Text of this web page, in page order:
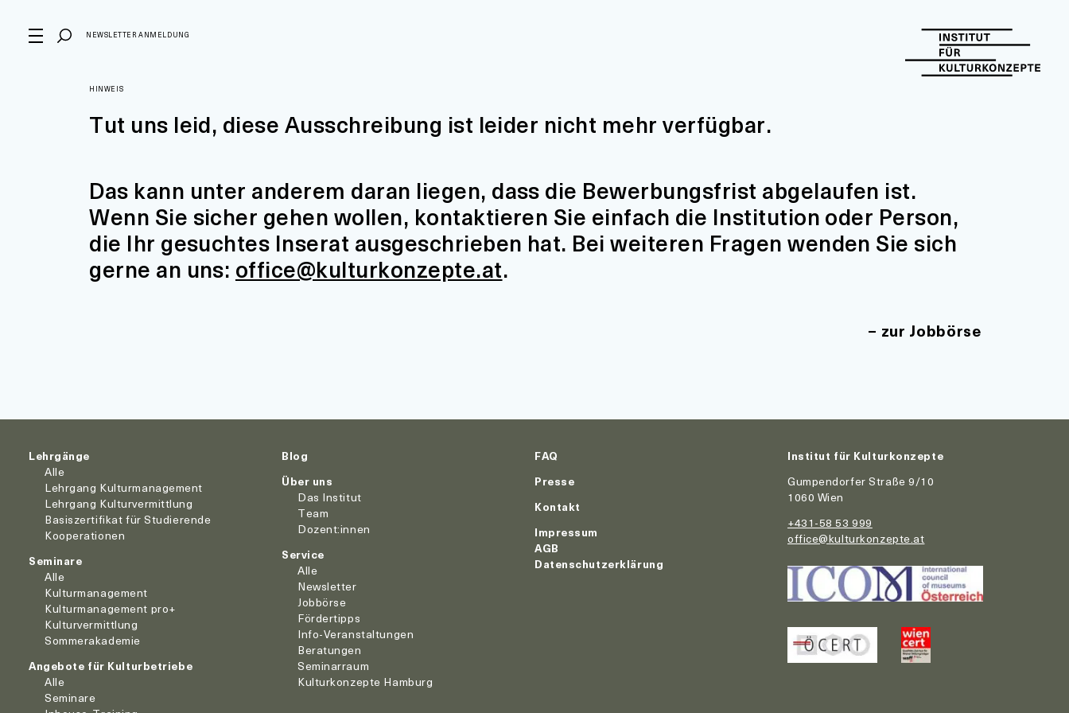
NEWSLETTER ANMELDUNG
HINWEIS
Tut uns leid, diese Ausschreibung ist leider nicht mehr verfügbar.
Das kann unter anderem daran liegen, dass die Bewerbungsfrist abgelaufen ist.
Wenn Sie sicher gehen wollen, kontaktieren Sie einfach die Institution oder Person,
die Ihr gesuchtes Inserat ausgeschrieben hat. Bei weiteren Fragen wenden Sie sich
gerne an uns: office@kulturkonzepte.at.
zur Jobbörse
Lehrgänge
Alle
Lehrgang Kulturmanagement
Lehrgang Kulturvermittlung
Basiszertifikat für Studierende
Kooperationen
Seminare
Alle
Kulturmanagement
Kulturmanagement pro+
Kulturvermittlung
Sommerakademie
Angebote für Kulturbetriebe
Alle
Seminare
Blog
Über uns
Das Institut
Team
Dozent:innen
Service
Alle
Newsletter
Jobbörse
Fördertipps
Info-Veranstaltungen
Beratungen
Seminarraum
Kulturkonzepte Hamburg
FAQ
Presse
Kontakt
Impressum
AGB
Datenschutzerklärung
Institut für Kulturkonzepte
Gumpendorfer Straße 9/10
1060 Wien
+431-58 53 999
office@kulturkonzepte.at